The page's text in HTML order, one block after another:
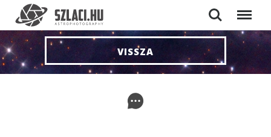
Search
VISSZA